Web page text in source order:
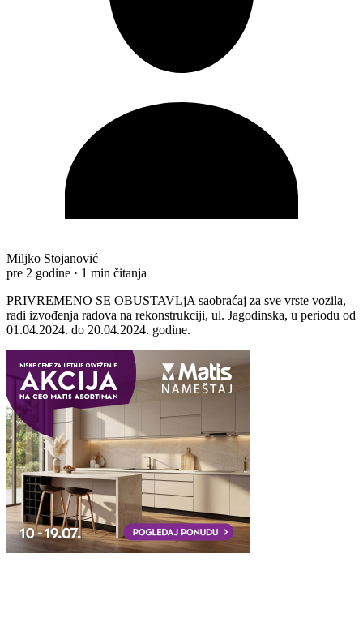
Miljko Stojanović
pre 2 godine · 1 min čitanja
PRIVREMENO SE OBUSTAVLjA saobraćaj za sve vrste vozila,
radi izvođenja radova na rekonstrukciji, ul. Jagodinska, u periodu od
01.04.2024. do 20.04.2024. godine.